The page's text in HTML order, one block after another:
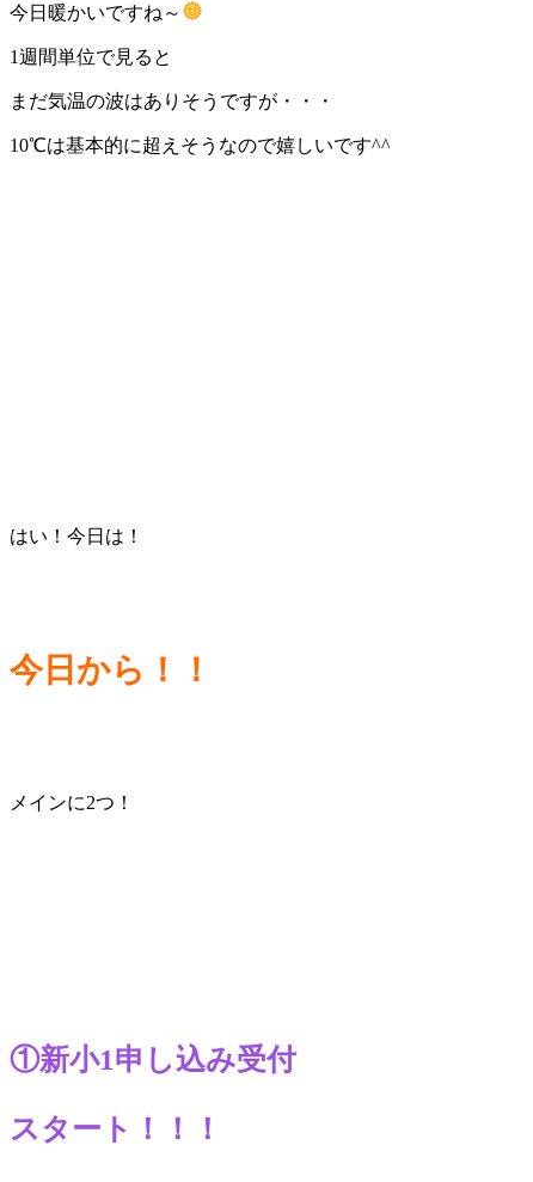
今日暖かいですね～
1週間単位で見ると
まだ気温の波はありそうですが・・・
10℃は基本的に超えそうなので嬉しいです^^
はい！今日は！
今日から！！
メインに2つ！
①新小1申し込み受付
スタート！！！